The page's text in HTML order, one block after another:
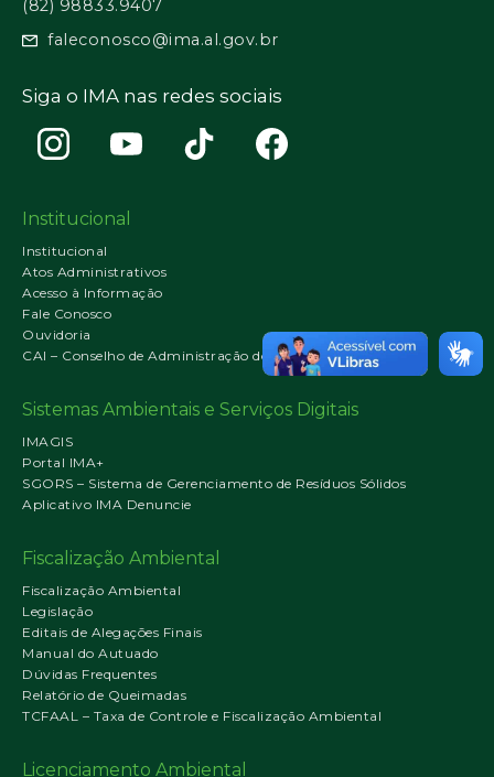
(82) 98833.9407
faleconosco@ima.al.gov.br
Siga o IMA nas redes sociais
Institucional
Institucional
Atos Administrativos
Acesso à Informação
Fale Conosco
Ouvidoria
CAI – Conselho de Administração do IMA
Sistemas Ambientais e Serviços Digitais
IMAGIS
Portal IMA+
SGORS – Sistema de Gerenciamento de Resíduos Sólidos
Aplicativo IMA Denuncie
Fiscalização Ambiental
Fiscalização Ambiental
Legislação
Editais de Alegações Finais
Manual do Autuado
Dúvidas Frequentes
Relatório de Queimadas
TCFAAL – Taxa de Controle e Fiscalização Ambiental
Licenciamento Ambiental